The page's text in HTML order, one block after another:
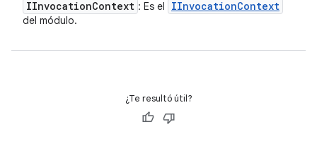
IInvocationContext : Es el IInvocationContext
del módulo.
¿Te resultó útil?